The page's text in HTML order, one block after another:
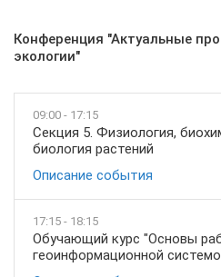
Конференция "Актуальные
экологии"
09:00 - 17:15
Секция 5. Физиология,
биология растений
Описание события
17:15 - 18:15
Обучающий курс "Основы
геоинформационной